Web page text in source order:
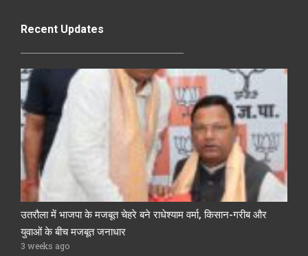
Recent Updates
उतरौला में भाजपा के मजबूत चेहरे बने राधेश्याम वर्मा, किसान-गरीब और
युवाओं के बीच मजबूत जनाधार
3 weeks ago